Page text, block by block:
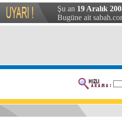
Şu an 19 Aralık
Bugüne ait